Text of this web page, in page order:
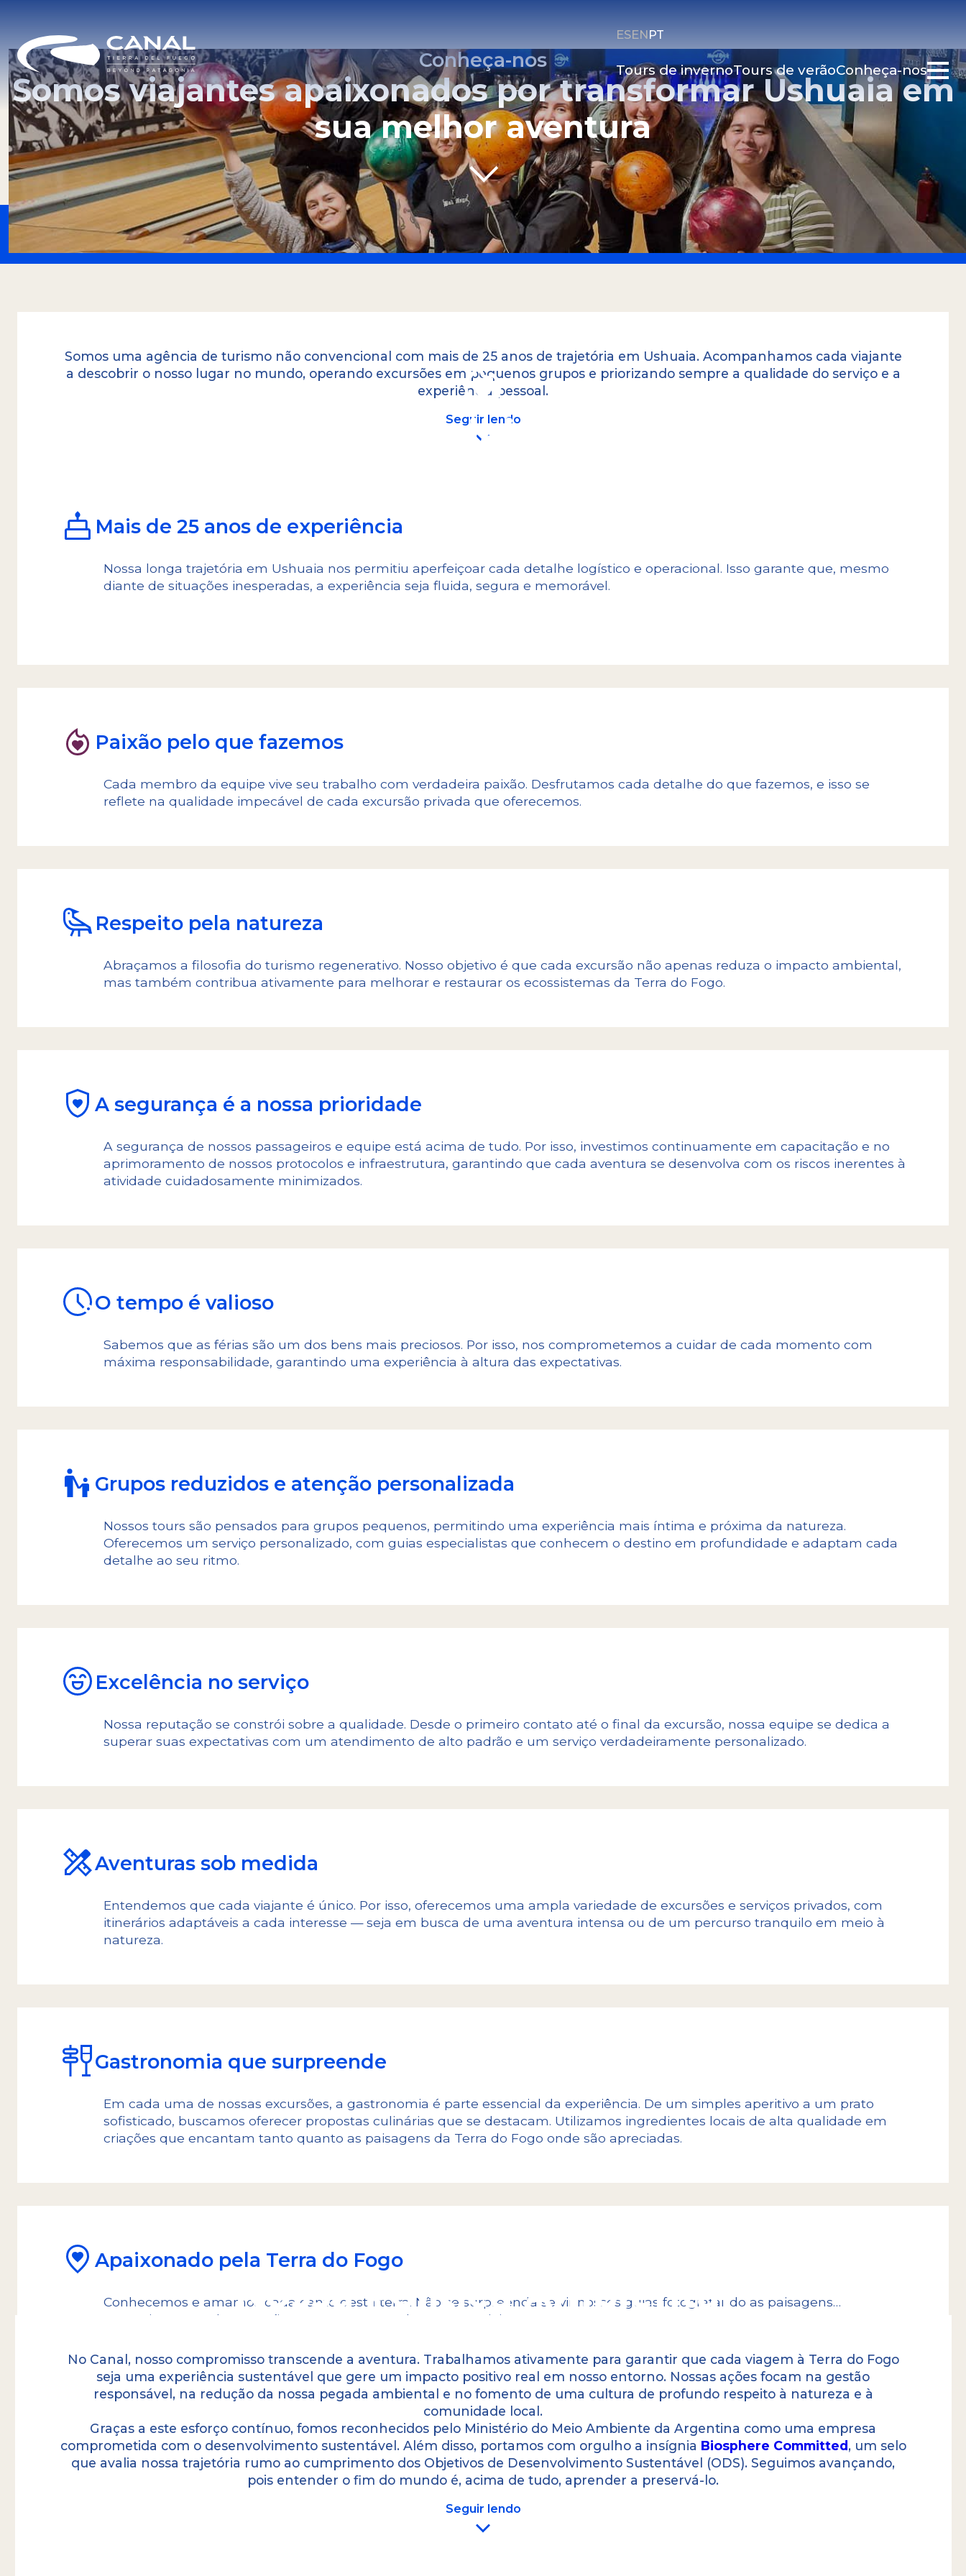
ESENPT
Tours de invernoTours de verãoConheça-nos
Conheça-nos
Somos viajantes apaixonados por transformar Ushuaia em
sua melhor aventura
CONTATE-NOS Email Whatsapp
Somos uma agência de turismo não convencional com mais de 25 anos de trajetória em Ushuaia. Acompanhamos cada viajante
a descobrir o nosso lugar no mundo, operando excursões em pequenos grupos e priorizando sempre a qualidade do serviço e a
experiência pessoal.
Seguir lendo
uma experiência inesquecível de contato com a natureza
foiguina. Valorizamos o intercâmbio humano que o turismo
ambiente relaxado, autêntico e acolhedor.
Quando começamos este sonho, fomos pioneiros no
Estamos convencidos de que esta é a única maneira de garantir
que a oportunidade de visitar o Fim do Mundo seja lembrada
10 razões para viajar com a Canal
Mais de 25 anos de experiência
Nossa longa trajetória em Ushuaia nos permitiu aperfeiçoar cada detalhe logístico e operacional. Isso garante que, mesmo
diante de situações inesperadas, a experiência seja fluida, segura e memorável.
Paixão pelo que fazemos
Cada membro da equipe vive seu trabalho com verdadeira paixão. Desfrutamos cada detalhe do que fazemos, e isso se
reflete na qualidade impecável de cada excursão privada que oferecemos.
Respeito pela natureza
Abraçamos a filosofia do turismo regenerativo. Nosso objetivo é que cada excursão não apenas reduza o impacto ambiental,
mas também contribua ativamente para melhorar e restaurar os ecossistemas da Terra do Fogo.
A segurança é a nossa prioridade
A segurança de nossos passageiros e equipe está acima de tudo. Por isso, investimos continuamente em capacitação e no
aprimoramento de nossos protocolos e infraestrutura, garantindo que cada aventura se desenvolva com os riscos inerentes à
atividade cuidadosamente minimizados.
O tempo é valioso
Sabemos que as férias são um dos bens mais preciosos. Por isso, nos comprometemos a cuidar de cada momento com
máxima responsabilidade, garantindo uma experiência à altura das expectativas.
Grupos reduzidos e atenção personalizada
Nossos tours são pensados para grupos pequenos, permitindo uma experiência mais íntima e próxima da natureza.
Oferecemos um serviço personalizado, com guias especialistas que conhecem o destino em profundidade e adaptam cada
detalhe ao seu ritmo.
Excelência no serviço
Nossa reputação se constrói sobre a qualidade. Desde o primeiro contato até o final da excursão, nossa equipe se dedica a
superar suas expectativas com um atendimento de alto padrão e um serviço verdadeiramente personalizado.
Aventuras sob medida
Entendemos que cada viajante é único. Por isso, oferecemos uma ampla variedade de excursões e serviços privados, com
itinerários adaptáveis a cada interesse — seja em busca de uma aventura intensa ou de um percurso tranquilo em meio à
natureza.
Gastronomia que surpreende
Em cada uma de nossas excursões, a gastronomia é parte essencial da experiência. De um simples aperitivo a um prato
sofisticado, buscamos oferecer propostas culinárias que se destacam. Utilizamos ingredientes locais de alta qualidade em
criações que encantam tanto quanto as paisagens da Terra do Fogo onde são apreciadas.
Apaixonado pela Terra do Fogo
Conhecemos e amamos cada canto desta terra. Não se surpreenda se vir nossos guias fotografando as paisagens…
Aproveitamos cada excursão tanto quanto qualquer outro viajante!
Nossa Política Ambiental
No Canal, nosso compromisso transcende a aventura. Trabalhamos ativamente para garantir que cada viagem à Terra do Fogo
seja uma experiência sustentável que gere um impacto positivo real em nosso entorno. Nossas ações focam na gestão
responsável, na redução da nossa pegada ambiental e no fomento de uma cultura de profundo respeito à natureza e à
comunidade local.
Graças a este esforço contínuo, fomos reconhecidos pelo Ministério do Meio Ambiente da Argentina como uma empresa
comprometida com o desenvolvimento sustentável. Além disso, portamos com orgulho a insígnia Biosphere Committed, um selo
que avalia nossa trajetória rumo ao cumprimento dos Objetivos de Desenvolvimento Sustentável (ODS). Seguimos avançando,
pois entender o fim do mundo é, acima de tudo, aprender a preservá-lo.
Seguir lendo